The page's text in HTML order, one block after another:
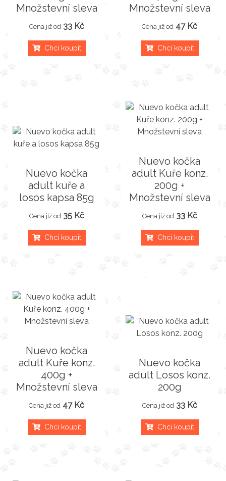
Množstevní sleva
Cena již od 33 Kč
Chci koupit
Množstevní sleva
Cena již od 47 Kč
Chci koupit
Nuevo kočka
adult kuře a
losos kapsa 85g
Cena již od 35 Kč
Chci koupit
Nuevo kočka
adult Kuře konz.
200g +
Množstevní sleva
Cena již od 33 Kč
Chci koupit
Nuevo kočka
adult Kuře konz.
400g +
Množstevní sleva
Cena již od 47 Kč
Chci koupit
Nuevo kočka
adult Losos konz.
200g
Cena již od 33 Kč
Chci koupit